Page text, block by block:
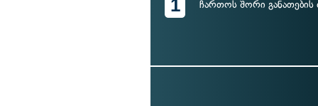
1 ჩართოს შორი განათების